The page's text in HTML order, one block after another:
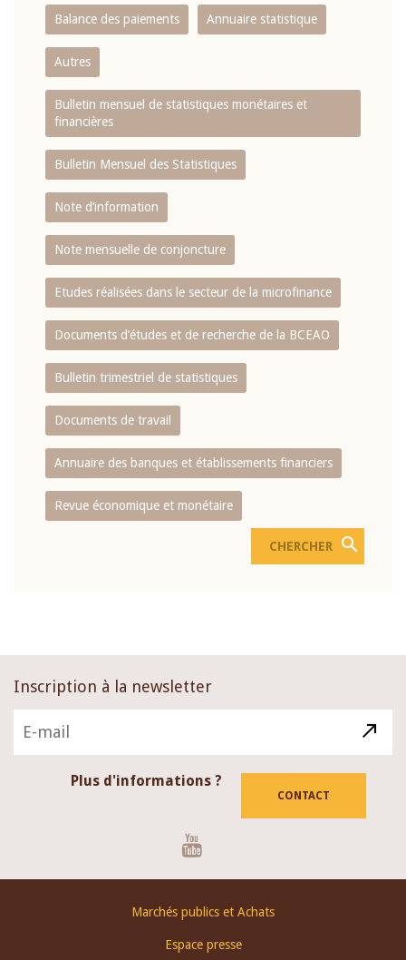
Balance des paiements Annuaire statistique
Autres
Bulletin mensuel de statistiques monétaires et
financières
Bulletin Mensuel des Statistiques
Note d’information
Note mensuelle de conjoncture
Etudes réalisées dans le secteur de la microfinance
Documents d’études et de recherche de la BCEAO
Bulletin trimestriel de statistiques
Documents de travail
Annuaire des banques et établissements financiers
Revue économique et monétaire
Inscription à la newsletter
Plus d'informations ?
CONTACT
Marchés publics et Achats
Espace presse